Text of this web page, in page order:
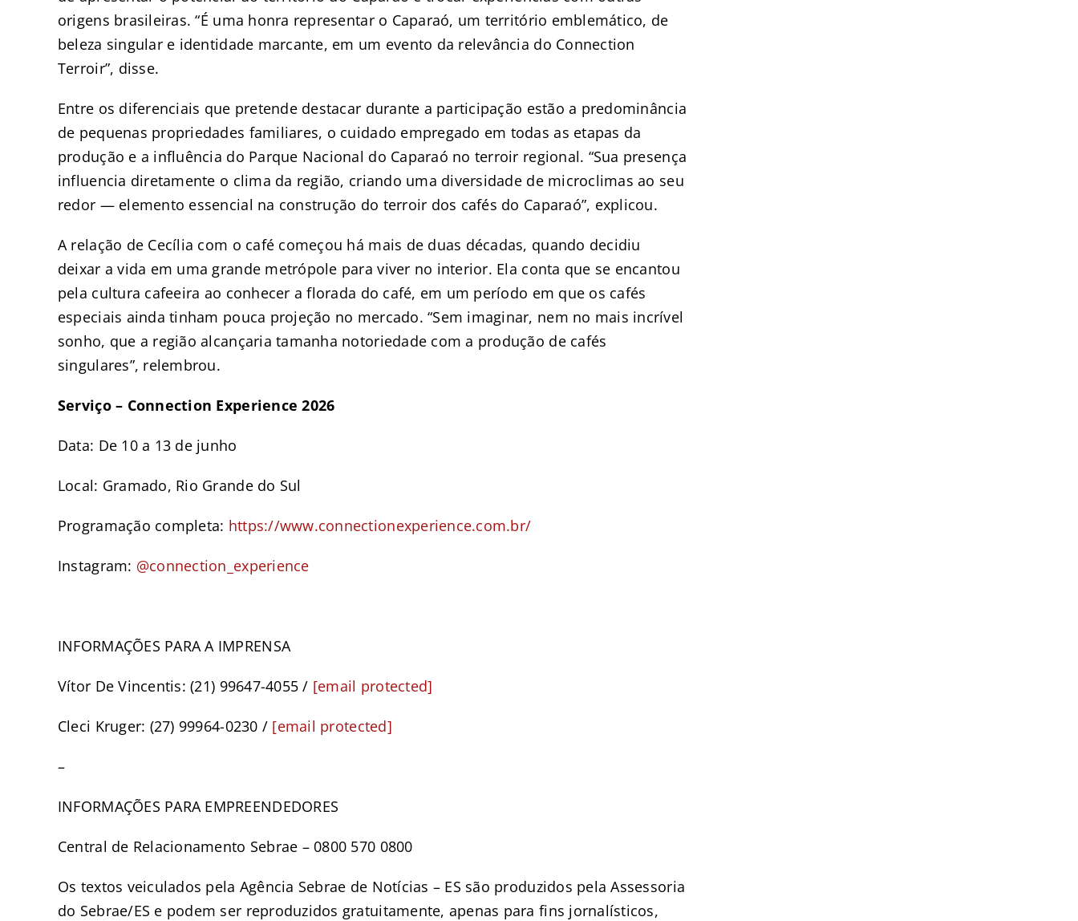
origens brasileiras. “É uma honra representar o Caparaó, um território emblemático, de
beleza singular e identidade marcante, em um evento da relevância do Connection
Terroir”, disse.
Entre os diferenciais que pretende destacar durante a participação estão a predominância
de pequenas propriedades familiares, o cuidado empregado em todas as etapas da
produção e a influência do Parque Nacional do Caparaó no terroir regional. “Sua presença
influencia diretamente o clima da região, criando uma diversidade de microclimas ao seu
redor — elemento essencial na construção do terroir dos cafés do Caparaó”, explicou.
A relação de Cecília com o café começou há mais de duas décadas, quando decidiu
deixar a vida em uma grande metrópole para viver no interior. Ela conta que se encantou
pela cultura cafeeira ao conhecer a florada do café, em um período em que os cafés
especiais ainda tinham pouca projeção no mercado. “Sem imaginar, nem no mais incrível
sonho, que a região alcançaria tamanha notoriedade com a produção de cafés
singulares”, relembrou.
Serviço – Connection Experience 2026
Data: De 10 a 13 de junho
Local: Gramado, Rio Grande do Sul
Programação completa: https://www.connectionexperience.com.br/
Instagram: @connection_experience
INFORMAÇÕES PARA A IMPRENSA
Vítor De Vincentis: (21) 99647-4055 / [email protected]
Cleci Kruger: (27) 99964-0230 / [email protected]
–
INFORMAÇÕES PARA EMPREENDEDORES
Central de Relacionamento Sebrae – 0800 570 0800
Os textos veiculados pela Agência Sebrae de Notícias – ES são produzidos pela Assessoria
do Sebrae/ES e podem ser reproduzidos gratuitamente, apenas para fins jornalísticos,